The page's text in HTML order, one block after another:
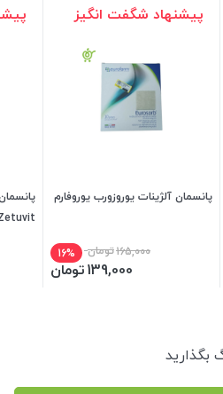
پیشنهاد شگفت انگیز
پانسمان آلژینات یوروزورب یوروفارم
165,000تومان 16%
139,000تومان
بگذارید